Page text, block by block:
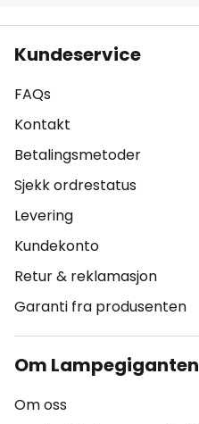
Kundeservice
FAQs
Kontakt
Betalingsmetoder
Sjekk ordrestatus
Levering
Kundekonto
Retur & reklamasjon
Garanti fra produsenten
Om Lampegiganten
Om oss